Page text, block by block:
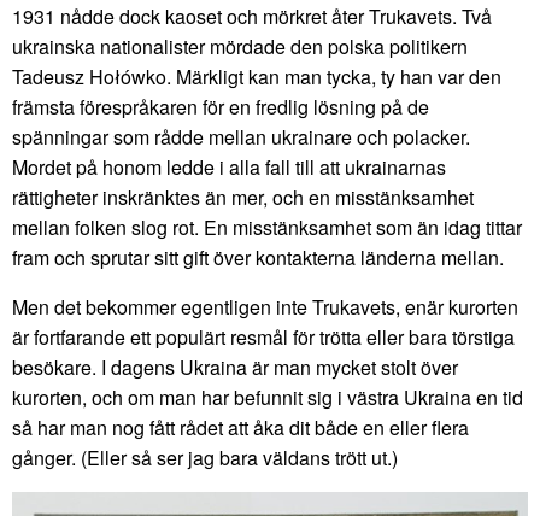
1931 nådde dock kaoset och mörkret åter Trukavets. Två
ukrainska nationalister mördade den polska politikern
Tadeusz Hołówko. Märkligt kan man tycka, ty han var den
främsta förespråkaren för en fredlig lösning på de
spänningar som rådde mellan ukrainare och polacker.
Mordet på honom ledde i alla fall till att ukrainarnas
rättigheter inskränktes än mer, och en misstänksamhet
mellan folken slog rot. En misstänksamhet som än idag tittar
fram och sprutar sitt gift över kontakterna länderna mellan.
Men det bekommer egentligen inte Trukavets, enär kurorten
är fortfarande ett populärt resmål för trötta eller bara törstiga
besökare. I dagens Ukraina är man mycket stolt över
kurorten, och om man har befunnit sig i västra Ukraina en tid
så har man nog fått rådet att åka dit både en eller flera
gånger. (Eller så ser jag bara väldans trött ut.)